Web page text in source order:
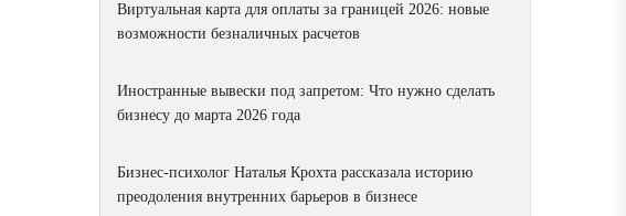
Виртуальная карта для оплаты за границей 2026: новые
возможности безналичных расчетов
Иностранные вывески под запретом: Что нужно сделать
бизнесу до марта 2026 года
Бизнес-психолог Наталья Крохта рассказала историю
преодоления внутренних барьеров в бизнесе